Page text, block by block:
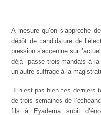
A mesure qu’on s’approche
dépôt de candidature de
pression s’accentue sur
déjà
passé trois mandats à
un autre suffrage à la
Il n’est pas bien ces derniers
de trois semaines de
fils à Eyadema subit